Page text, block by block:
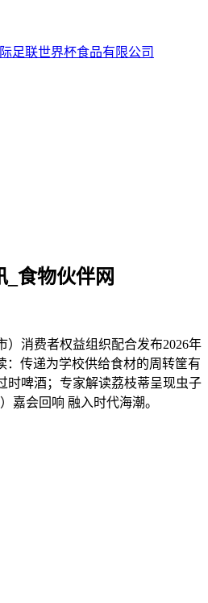
_食物伙伴网
消费者权益组织配合发布2026年
：传递为学校供给食材的周转筐有
时啤酒；专家解读荔枝蒂呈现虫子
）嘉会回响 融入时代海潮。